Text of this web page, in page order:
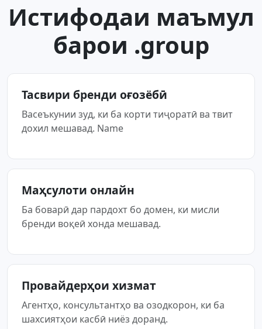
Истифодаи маъмул
барои .group
Тасвири бренди оғозёбӣ
Васеъкунии зуд, ки ба корти тиҷоратӣ ва твит
дохил мешавад. Name
Маҳсулоти онлайн
Ба боварӣ дар пардохт бо домен, ки мисли
бренди воқеӣ хонда мешавад.
Провайдерҳои хизмат
Агентҳо, консультантҳо ва озодкорон, ки ба
шахсиятҳои касбӣ ниёз доранд.